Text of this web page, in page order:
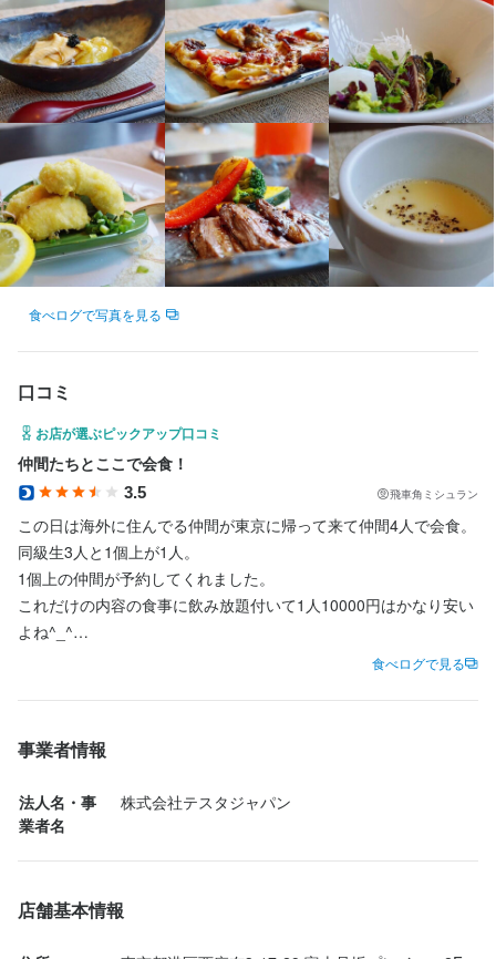
食べログで写真を見る
口コミ
お店が選ぶピックアップ口コミ
仲間たちとここで会食！
3.5 飛車角ミシュラン
この日は海外に住んでる仲間が東京に帰って来て仲間4人で会食。
同級生3人と1個上が1人。
1個上の仲間が予約してくれました。
これだけの内容の食事に飲み放題付いて1人10000円はかなり安い
よね^_^
コスパも高いし美味しいし酒もガンガン飲める！言うことないで
押忍押忍！
食べログで見る
事業者情報
法人名・事
業者名
株式会社テスタジャパン
店舗基本情報
素直な人間はそれだけで価値があると考えます。
素直な人ほど、人の意見に耳を傾けます。
素直な人ほど、人の言う事を理解しようと努力します。
素直でない人ほど、人の意見に耳を傾けず自分の価値観で判断を
します。
素直でない人ほど、努力をしないので成長しません。
素直な人材を求めています。
選考の流れ
※二次面接は無い場合がございます
お店の採用担当者からのメッセージ
未経験の方でも大丈夫！当社の社員が丁寧に教育いたします。
地方の方も働きやすい環境です！
これを機に上京してみてはいかがですか！！！
勤務地
法人名・事業者名
素直な人間はそれだけで価値があると考えます。
素直な人ほど、人の意見に耳を傾けます。
素直な人ほど、人の言う事を理解しようと努力します。
素直でない人ほど、人の意見に耳を傾けず自分の価値観で判断を
します。
素直でない人ほど、努力をしないので成長しません。
素直な人材を求めています。
選考の流れ
書類審査⇒一時面接⇒二次面接⇒採否決定
※二次面接は無い場合がございます
お店の採用担当者からのメッセージ
未経験の方でも大丈夫！当社の社員が丁寧に教育いたします。
地方の方も働きやすい環境です！
これを機に上京してみてはいかがですか！！！
東京都港区西麻布3-17-29 富士見坂プレイス　2F